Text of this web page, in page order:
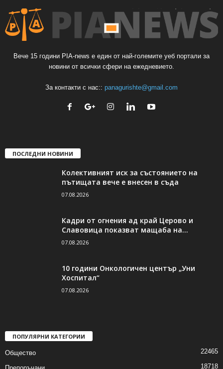
Вече 15 години PIA-news е един от най-големите уеб портали за
новини от всички сфери на ежедневието.
За контакти с нас:: panagurishte@gmail.com
ПОСЛЕДНИ НОВИНИ
Колективният иск за състоянието на
пътищата вече е внесен в съда
07.08.2026
Кадри от огнения ад край Церово и
Славовица показват мащаба на...
07.08.2026
10 години Онкологичен център „Уни
Хоспитал“
07.08.2026
ПОПУЛЯРНИ КАТЕГОРИИ
Общество 22465
18718